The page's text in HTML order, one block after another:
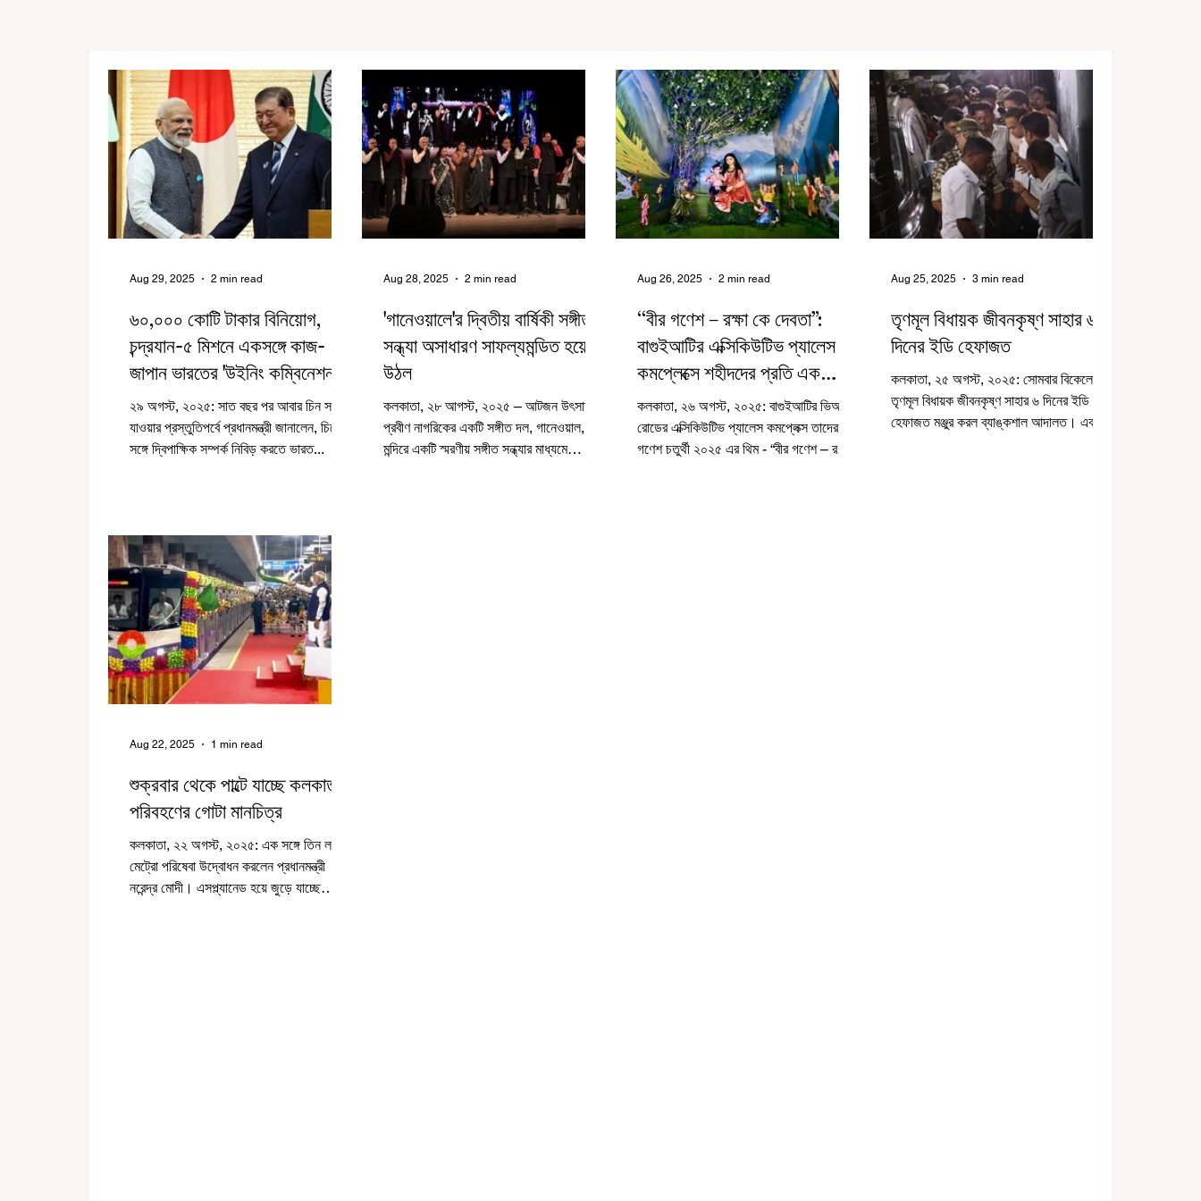
৬০,০০০ কোটি টাকার বিনিয়োগ,
চন্দ্রযান-৫ মিশনে একসঙ্গে কাজ-
জাপান ভারতের 'উইনিং কম্বিনেশন'
২৯ অগস্ট, ২০২৫: সাত বছর পর আবার চিন সফরে
যাওয়ার প্রস্তুতিপর্বে প্রধানমন্ত্রী জানালেন, চিনের
সঙ্গে দ্বিপাক্ষিক সম্পর্ক নিবিড় করতে ভারত...
Aug 29, 2025 2 min read
'গানেওয়ালে'র দ্বিতীয় বার্ষিকী সঙ্গীত
সন্ধ্যা অসাধারণ সাফল্যমন্ডিত হয়ে
উঠল
কলকাতা, ২৮ আগস্ট, ২০২৫ – আটজন উৎসাহী
প্রবীণ নাগরিকের একটি সঙ্গীত দল, গানেওয়াল, কলা
মন্দিরে একটি স্মরণীয় সঙ্গীত সন্ধ্যার মাধ্যমে
Aug 28, 2025 2 min read
“বীর গণেশ – রক্ষা কে দেবতা”:
বাগুইআটির এক্সিকিউটিভ প্যালেস
কমপ্লেক্সে শহীদদের প্রতি এক
আন্তরিক শ্রদ্ধাঞ্জলি
কলকাতা, ২৬ অগস্ট, ২০২৫: বাগুইআটির ভিআইপি
রোডের এক্সিকিউটিভ প্যালেস কমপ্লেক্স তাদের
গণেশ চতুর্থী ২০২৫ এর থিম - “বীর গণেশ – রক্ষা
Aug 26, 2025 2 min read
তৃণমূল বিধায়ক জীবনকৃষ্ণ সাহার ৬
দিনের ইডি হেফাজত
কলকাতা, ২৫ অগস্ট, ২০২৫: সোমবার বিকেলে
তৃণমূল বিধায়ক জীবনকৃষ্ণ সাহার ৬ দিনের ইডি
হেফাজত মঞ্জুর করল ব্যাঙ্কশাল আদালত। এবার
Aug 25, 2025 3 min read
শুক্রবার থেকে পাল্টে যাচ্ছে কলকাতার
পরিবহণের গোটা মানচিত্র
কলকাতা, ২২ অগস্ট, ২০২৫: এক সঙ্গে তিন লাইনে
মেট্রো পরিষেবা উদ্বোধন করলেন প্রধানমন্ত্রী
নরেন্দ্র মোদী। এসপ্ল্যানেড হয়ে জুড়ে যাচ্ছে
Aug 22, 2025 1 min read